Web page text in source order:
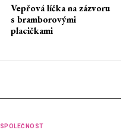
Vepřová líčka na zázvoru
s bramborovými
placičkami
SPOLEČNOST